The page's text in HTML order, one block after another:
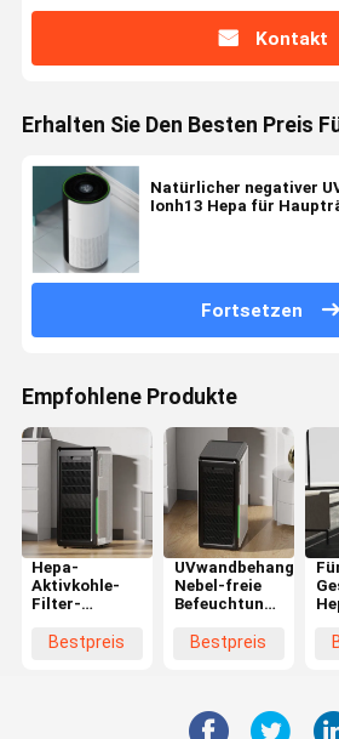
Kontakt
Erhalten Sie Den Besten Preis
Natürlicher negativer
Ionh13 Hepa für
Fortsetzen
Empfohlene Produkte
Hepa-
Aktivkohle-
Filter-
WiFi-
Bestpreis
UVwandbehang
Nebel-freie
Befeuchtung
Luftreiniger-
Bestpreis